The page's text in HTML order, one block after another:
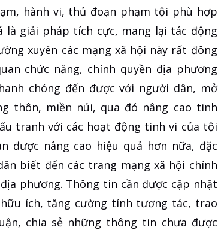
hành vi, thủ đoạn phạm tội phù hợp
giải pháp tích cực, mang lại tác động
xuyên các mạng xã hội này rất đông
chức năng, chính quyền địa phương
chóng đến được với người dân, mở
thôn, miền núi, qua đó nâng cao tinh
tranh với các hoạt động tinh vi của tội
được nâng cao hiệu quả hơn nữa, đặc
biết đến các trang mạng xã hội chính
phương. Thông tin cần được cập nhật
ích, tăng cường tính tương tác, trao
chia sẻ những thông tin chưa được